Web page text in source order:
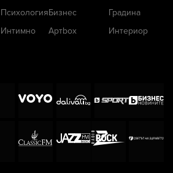
Психология
Интимно
Бизнес
Артbox
Градина
Интериор